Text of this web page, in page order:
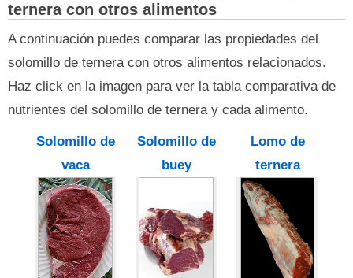
ternera con otros alimentos
A continuación puedes comparar las propiedades del
solomillo de ternera con otros alimentos relacionados.
Haz click en la imagen para ver la tabla comparativa de
nutrientes del solomillo de ternera y cada alimento.
Solomillo de
vaca
Solomillo de
buey
Lomo de
ternera